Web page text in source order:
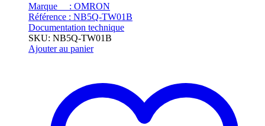
Marque : OMRON
Référence : NB5Q-TW01B
Documentation technique
SKU: NB5Q-TW01B
Ajouter au panier